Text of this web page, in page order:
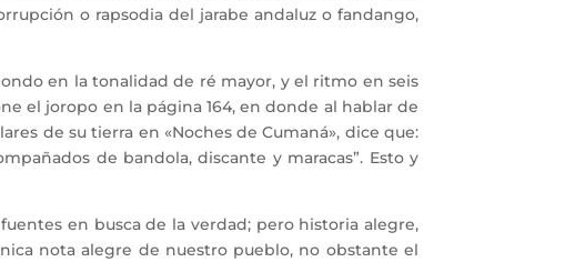
o rapsodia del jarabe andaluz o fandango,
en la tonalidad de ré mayor, y el ritmo en seis
el joropo en la página 164, en donde al hablar de
de su tierra en «Noches de Cumaná», dice que:
de bandola, discante y maracas”. Esto y
en busca de la verdad; pero historia alegre,
nota alegre de nuestro pueblo, no obstante el